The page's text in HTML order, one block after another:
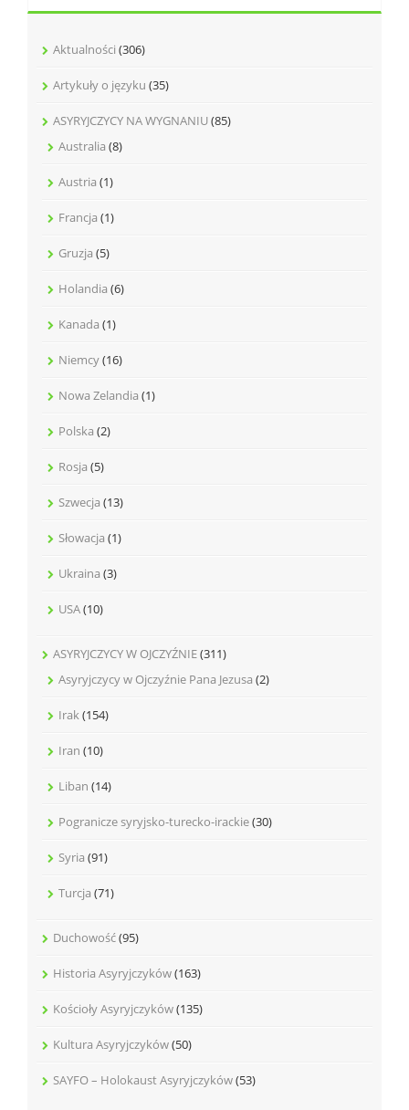
Aktualności (306)
Artykuły o języku (35)
ASYRYJCZYCY NA WYGNANIU(85)
Australia (8)
Austria (1)
Francja (1)
Gruzja (5)
Holandia (6)
Kanada (1)
Niemcy(16)
Nowa Zelandia (1)
Polska (2)
Rosja (5)
Szwecja (13)
Słowacja (1)
Ukraina (3)
USA(10)
ASYRYJCZYCY W OJCZYŹNIE(311)
Asyryjczycy w Ojczyźnie Pana Jezusa (2)
Irak(154)
Iran (10)
Liban (14)
Pogranicze syryjsko-turecko-irackie(30)
Syria (91)
Turcja (71)
Duchowość(95)
Historia Asyryjczyków(163)
Kościoły Asyryjczyków(135)
Kultura Asyryjczyków(50)
SAYFO – Holokaust Asyryjczyków(53)